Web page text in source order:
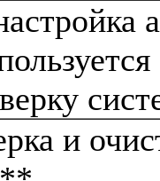
и